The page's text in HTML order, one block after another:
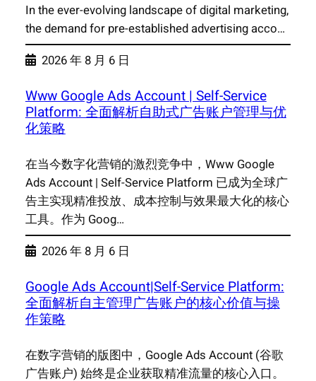
In the ever-evolving landscape of digital marketing,
the demand for pre-established advertising acco…
2026 年 8 月 6 日
Www Google Ads Account | Self-Service
Platform: 全面解析自助式广告账户管理与优
化策略
在当今数字化营销的激烈竞争中，Www Google
Ads Account | Self-Service Platform 已成为全球广
告主实现精准投放、成本控制与效果最大化的核心
工具。作为 Goog…
2026 年 8 月 6 日
Google Ads Account|Self-Service Platform:
全面解析自主管理广告账户的核心价值与操
作策略
在数字营销的版图中，Google Ads Account (谷歌
广告账户) 始终是企业获取精准流量的核心入口。